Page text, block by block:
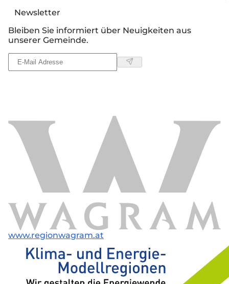
Newsletter
Bleiben Sie informiert über Neuigkeiten aus
unserer Gemeinde.
www.regionwagram.at